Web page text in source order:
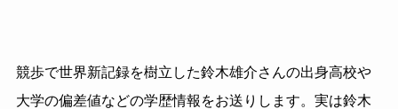
競歩で世界新記録を樹立した鈴木雄介さんの出身高校や
大学の偏差値などの学歴情報をお送りします。実は鈴木